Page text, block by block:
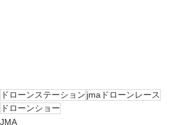
ドローンステーション jmaドローンレース
ドローンショー
JMA